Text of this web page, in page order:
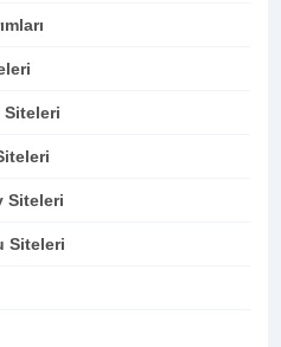
Siteleri
Siteleri
Siteleri